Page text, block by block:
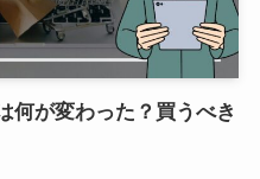
何が変わった？買うべき